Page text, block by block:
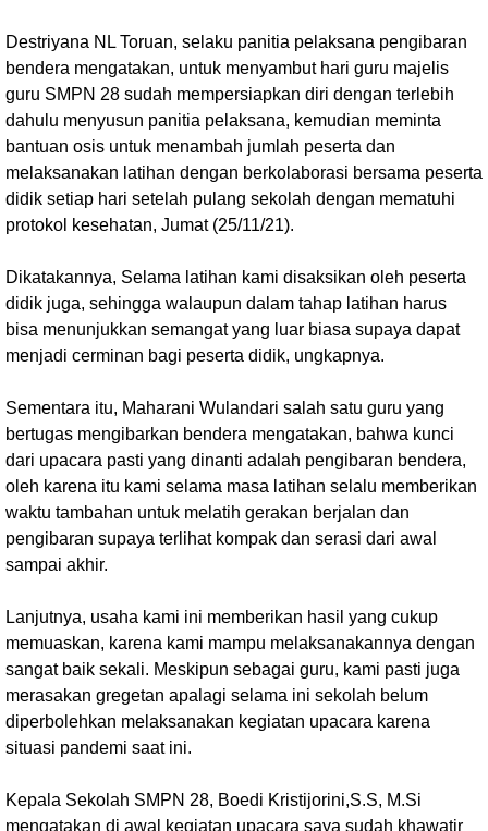
Destriyana NL Toruan, selaku panitia pelaksana pengibaran
bendera mengatakan, untuk menyambut hari guru majelis
guru SMPN 28 sudah mempersiapkan diri dengan terlebih
dahulu menyusun panitia pelaksana, kemudian meminta
bantuan osis untuk menambah jumlah peserta dan
melaksanakan latihan dengan berkolaborasi bersama peserta
didik setiap hari setelah pulang sekolah dengan mematuhi
protokol kesehatan, Jumat (25/11/21).
Dikatakannya, Selama latihan kami disaksikan oleh peserta
didik juga, sehingga walaupun dalam tahap latihan harus
bisa menunjukkan semangat yang luar biasa supaya dapat
menjadi cerminan bagi peserta didik, ungkapnya.
Sementara itu, Maharani Wulandari salah satu guru yang
bertugas mengibarkan bendera mengatakan, bahwa kunci
dari upacara pasti yang dinanti adalah pengibaran bendera,
oleh karena itu kami selama masa latihan selalu memberikan
waktu tambahan untuk melatih gerakan berjalan dan
pengibaran supaya terlihat kompak dan serasi dari awal
sampai akhir.
Lanjutnya, usaha kami ini memberikan hasil yang cukup
memuaskan, karena kami mampu melaksanakannya dengan
sangat baik sekali. Meskipun sebagai guru, kami pasti juga
merasakan gregetan apalagi selama ini sekolah belum
diperbolehkan melaksanakan kegiatan upacara karena
situasi pandemi saat ini.
Kepala Sekolah SMPN 28, Boedi Kristijorini,S.S, M.Si
mengatakan di awal kegiatan upacara saya sudah khawatir